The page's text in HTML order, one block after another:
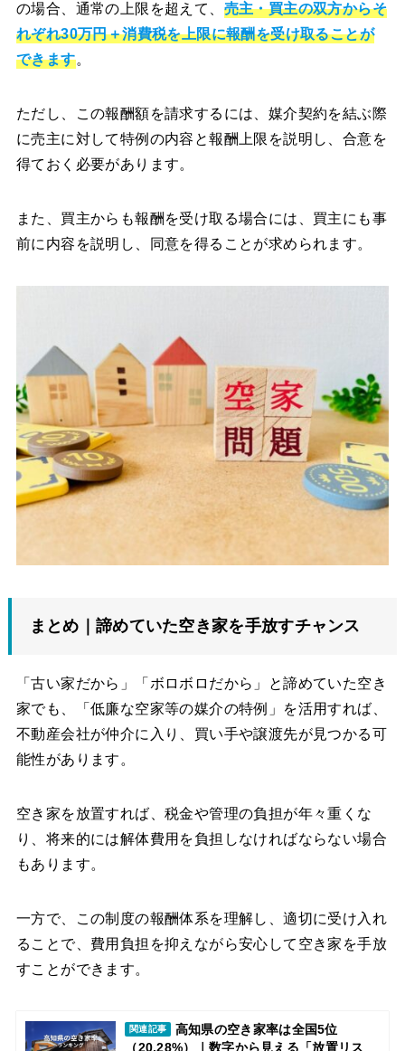
の場合、通常の上限を超えて、 売主・買主の双方からそ
れぞれ30万円＋消費税を上限に報酬を受け取ることが
できます。
ただし、この報酬額を請求するには、媒介契約を結ぶ際
に売主に対して特例の内容と報酬上限を説明し、合意を
得ておく必要があります。
また、買主からも報酬を受け取る場合には、買主にも事
前に内容を説明し、同意を得ることが求められます。
まとめ｜諦めていた空き家を手放すチャンス
「古い家だから」「ボロボロだから」と諦めていた空き
家でも、「低廉な空家等の媒介の特例」を活用すれば、
不動産会社が仲介に入り、買い手や譲渡先が見つかる可
能性があります。
空き家を放置すれば、税金や管理の負担が年々重くな
り、将来的には解体費用を負担しなければならない場合
もあります。
一方で、この制度の報酬体系を理解し、適切に受け入れ
ることで、費用負担を抑えながら安心して空き家を手放
すことができます。
関連記事
高知県の空き家率は全国5位
（20.28%）｜数字から見える「放置リス